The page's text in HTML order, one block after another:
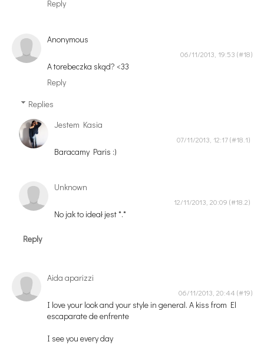
Reply
Anonymous
06/11/2013, 19:53
A torebeczka skąd? <33
Reply
Replies
Jestem Kasia
07/11/2013, 12:17
Baracamy Paris :)
Unknown
12/11/2013, 20:09
No jak to ideał jest *.*
Reply
Aida aparizzi
06/11/2013, 20:44
I love your look and your style in general. A kiss from El
escaparate de enfrente
I see you every day